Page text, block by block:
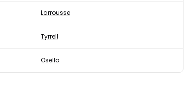
Larrousse
Tyrrell
Osella